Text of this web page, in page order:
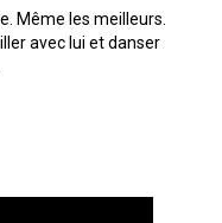
Même les meilleurs.
avec lui et danser